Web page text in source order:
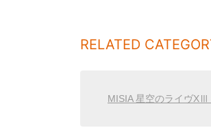
RELATED
MISIA 星空のライヴ